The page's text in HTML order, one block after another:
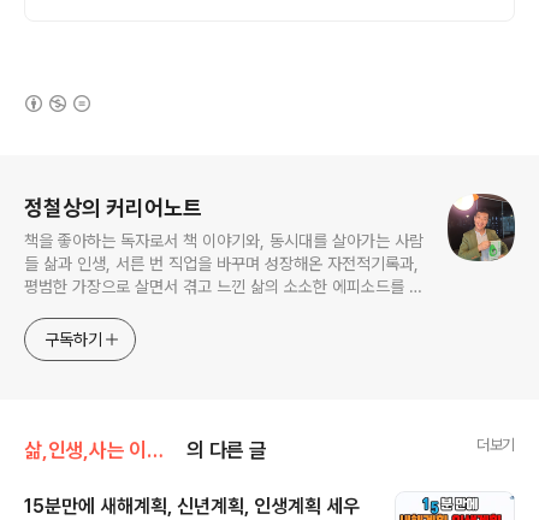
정철상의 커리어노트
책을 좋아하는 독자로서 책 이야기와, 동시대를 살아가는 사람
들 삶과 인생, 서른 번 직업을 바꾸며 성장해온 자전적기록과,
평범한 가장으로 살면서 겪고 느낀 삶의 소소한 에피소드를 전
고픈 커리어코치, 유튜브: 정교수의 인생수업
구독하기
삶,인생,사는 이야기 의 다른 글 더보기
15분만에 새해계획, 신년계획, 인생계획 세우